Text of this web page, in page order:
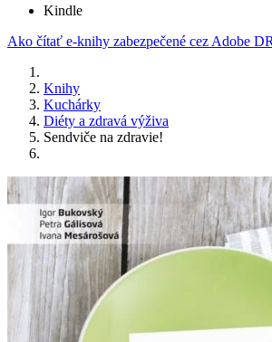
Kindle
Ako čítať e-knihy zabezpečené cez Adobe
Knihy
Kuchárky
Diéty a zdravá výživa
Sendviče na zdravie!